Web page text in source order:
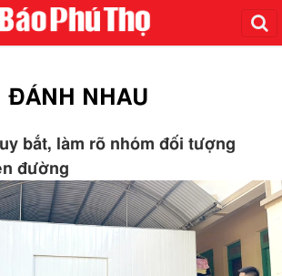
ĐÁNH NHAU
bắt, làm rõ nhóm đối tượng
đường